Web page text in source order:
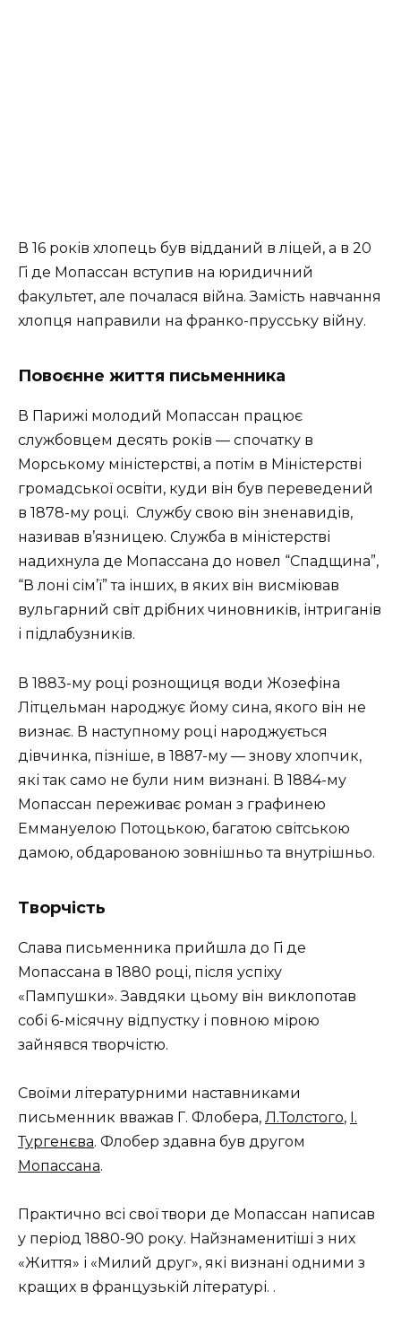
В 16 років хлопець був відданий в ліцей, а в 20
Гі де Мопассан вступив на юридичний
факультет, але почалася війна. Замість навчання
хлопця направили на франко-прусську війну.
Повоєнне життя письменника
В Парижі молодий Мопассан працює
службовцем десять років — спочатку в
Морському міністерстві, а потім в Міністерстві
громадської освіти, куди він був переведений
в 1878-му році. Службу свою він зненавидів,
називав в’язницею. Служба в міністерстві
надихнула де Мопассана до новел “Спадщина”,
“В лоні сім’ї” та інших, в яких він висміював
вульгарний світ дрібних чиновників, інтриганів
і підлабузників.
В 1883-му році рознощиця води Жозефіна
Літцельман народжує йому сина, якого він не
визнає. В наступному році народжується
дівчинка, пізніше, в 1887-му — знову хлопчик,
які так само не були ним визнані. В 1884-му
Мопассан переживає роман з графинею
Еммануелою Потоцькою, багатою світською
дамою, обдарованою зовнішньо та внутрішньо.
Творчість
Слава письменника прийшла до Гі де
Мопассана в 1880 році, після успіху
«Пампушки». Завдяки цьому він виклопотав
собі 6-місячну відпустку і повною мірою
зайнявся творчістю.
Своїми літературними наставниками
письменник вважав Г. Флобера, Л.Толстого, І.
Тургенєва. Флобер здавна був другом
Мопассана.
Практично всі свої твори де Мопассан написав
у період 1880-90 року. Найзнаменитіші з них
«Життя» і «Милий друг», які визнані одними з
кращих в французькій літературі. .